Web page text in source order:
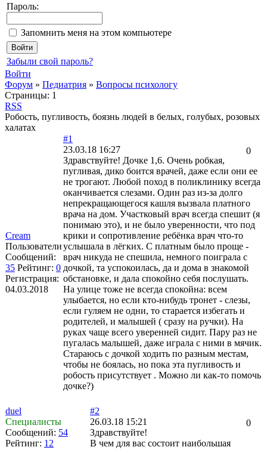
Пароль:
Запомнить меня на этом компьютере
Забыли свой пароль?
Войти
Форум » Педиатрия » Вопросы психологу
Страницы: 1
RSS
Робость, пугливость, боязнь людей в белых, голубых, розовых
халатах
Cream
Пользователи
Сообщений:
35 Рейтинг: 0
Регистрация:
04.03.2018
#1
0
23.03.18 16:27
Здравствуйте! Дочке 1,6. Очень робкая,
пугливая, дико боится врачей, даже если они ее
не трогают. Любой поход в поликлинику всегда
оканчивается слезами. Один раз из-за долго
непрекращающегося кашля вызвала платного
врача на дом. Участковый врач всегда спешит (я
понимаю это), и не было уверенности, что под
крики и сопротивление ребёнка врач что-то
услышала в лёгких. С платным было проще -
врач никуда не спешила, немного поиграла с
дочкой, та успокоилась, да и дома в знакомой
обстановке, и дала спокойно себя послушать.
На улице тоже не всегда спокойна: всем
улыбается, но если кто-нибудь тронет - слезы,
если гуляем не одни, то старается избегать и
родителей, и малышей ( сразу на ручки). На
руках чаще всего уверенней сидит. Пару раз не
пугалась малышей, даже играла с ними в мячик.
Стараюсь с дочкой ходить по разным местам,
чтобы не боялась, но пока эта пугливость и
робость присутствует . Можно ли как-то помочь
дочке?)
duel
Специалисты
Сообщений: 54
Рейтинг: 12
#2
0
26.03.18 15:21
Здравствуйте!
В чем для вас состоит наибольшая